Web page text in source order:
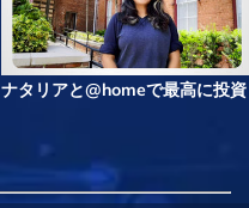
ナタリアと@homeで最高に投資